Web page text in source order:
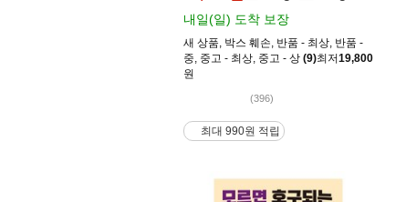
내일(일) 도착 보장
새 상품, 박스 훼손, 반품 - 최상, 반품 -
중, 중고 - 최상, 중고 - 상 (9)최저19,800
원
(396)
최대 990원 적립